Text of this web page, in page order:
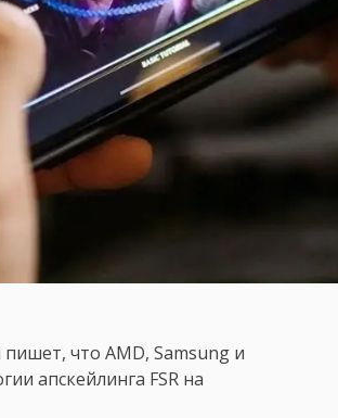
что AMD, Samsung и
апскейлинга FSR на